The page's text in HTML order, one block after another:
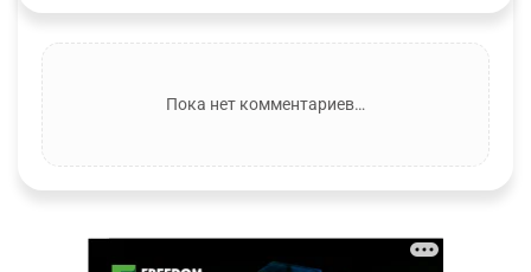
Пока нет комментариев…